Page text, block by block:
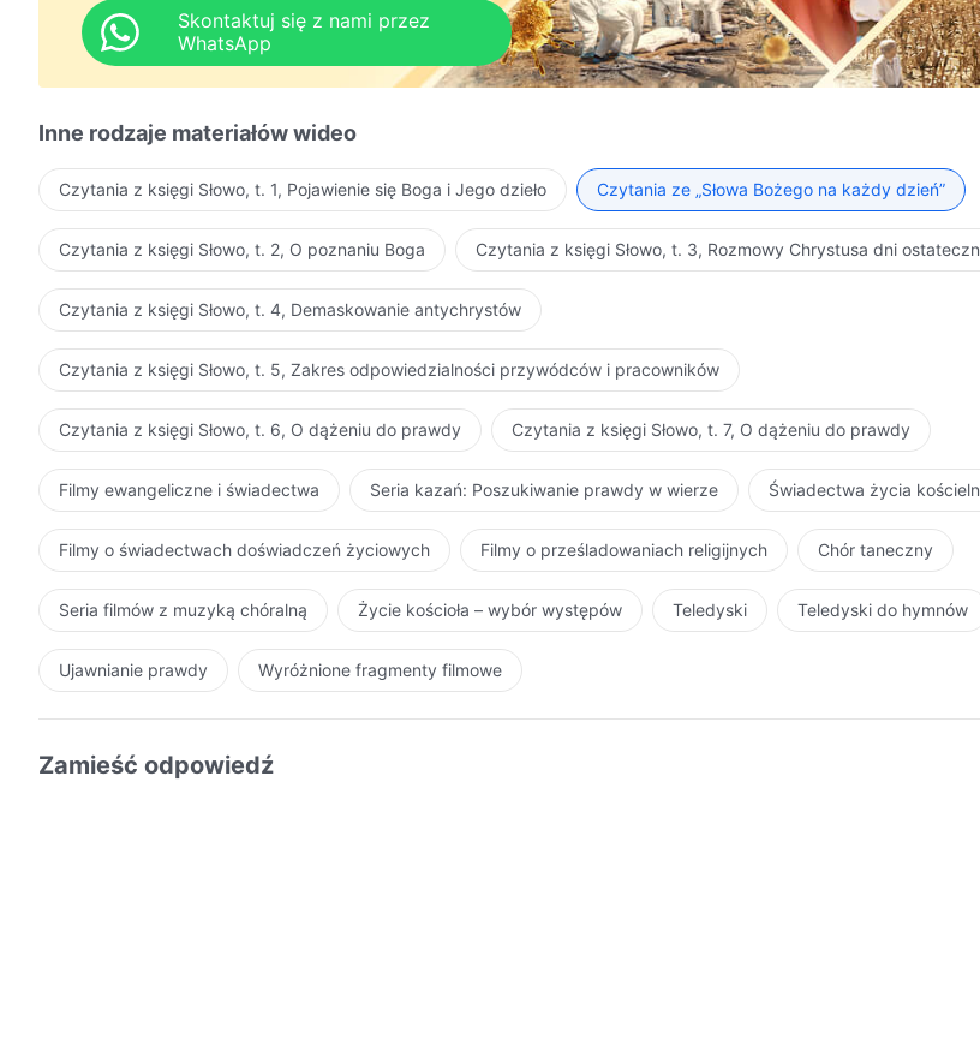
Skontaktuj się z nami przez
WhatsApp
Inne rodzaje materiałów wideo
Czytania z księgi Słowo, t. 1, Pojawienie się Boga i Jego dzieło Czytania ze „Słowa Bożego na każdy dzień”
Czytania z księgi Słowo, t. 2, O poznaniu Boga Czytania z księgi Słowo, t. 3, Rozmowy Chrystusa dni
Czytania z księgi Słowo, t. 4, Demaskowanie antychrystów
Czytania z księgi Słowo, t. 5, Zakres odpowiedzialności przywódców i pracowników
Czytania z księgi Słowo, t. 6, O dążeniu do prawdy Czytania z księgi Słowo, t. 7, O dążeniu do prawdy
Filmy ewangeliczne i świadectwa Seria kazań: Poszukiwanie prawdy w wierze Świadectwa życia
Filmy o świadectwach doświadczeń życiowych Filmy o prześladowaniach religijnych Chór taneczny
Seria filmów z muzyką chóralną Życie kościoła – wybór występów Teledyski Teledyski do hymnów
Ujawnianie prawdy Wyróżnione fragmenty filmowe
Zamieść odpowiedź